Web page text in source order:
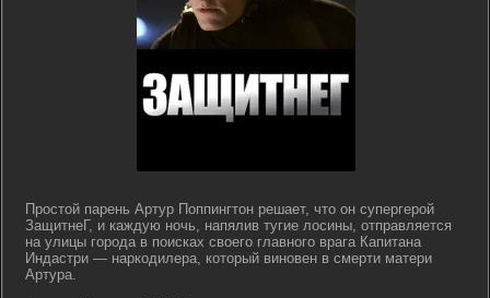
Простой парень Артур Поппингтон решает, что он супергерой
ЗащитнеГ, и каждую ночь, напялив тугие лосины, отправляется
на улицы города в поисках своего главного врага Капитана
Индастри — наркодилера, который виновен в смерти матери
Артура.